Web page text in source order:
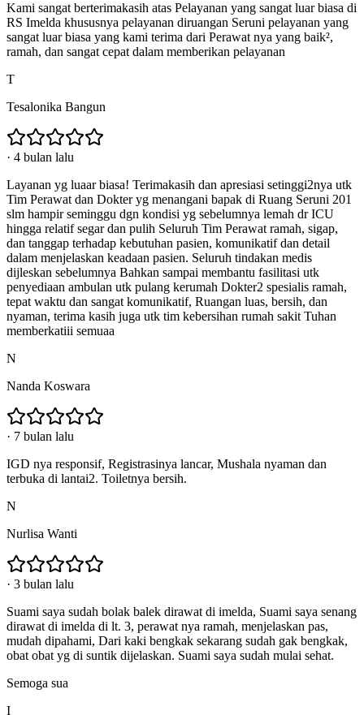
Kami sangat berterimakasih atas Pelayanan yang sangat luar biasa di
RS Imelda khususnya pelayanan diruangan Seruni pelayanan yang
sangat luar biasa yang kami terima dari Perawat nya yang baik²,
ramah, dan sangat cepat dalam memberikan pelayanan
T
Tesalonika Bangun
· 4 bulan lalu
Layanan yg luaar biasa! Terimakasih dan apresiasi setinggi2nya utk
Tim Perawat dan Dokter yg menangani bapak di Ruang Seruni 201
slm hampir seminggu dgn kondisi yg sebelumnya lemah dr ICU
hingga relatif segar dan pulih Seluruh Tim Perawat ramah, sigap,
dan tanggap terhadap kebutuhan pasien, komunikatif dan detail
dalam menjelaskan keadaan pasien. Seluruh tindakan medis
dijleskan sebelumnya Bahkan sampai membantu fasilitasi utk
penyediaan ambulan utk pulang kerumah Dokter2 spesialis ramah,
tepat waktu dan sangat komunikatif, Ruangan luas, bersih, dan
nyaman, terima kasih juga utk tim kebersihan rumah sakit Tuhan
memberkatiii semuaa
N
Nanda Koswara
· 7 bulan lalu
IGD nya responsif, Registrasinya lancar, Mushala nyaman dan
terbuka di lantai2. Toiletnya bersih.
N
Nurlisa Wanti
· 3 bulan lalu
Suami saya sudah bolak balek dirawat di imelda, Suami saya senang
dirawat di imelda di lt. 3, perawat nya ramah, menjelaskan pas,
mudah dipahami, Dari kaki bengkak sekarang sudah gak bengkak,
obat obat yg di suntik dijelaskan. Suami saya sudah mulai sehat.
Semoga sua
I